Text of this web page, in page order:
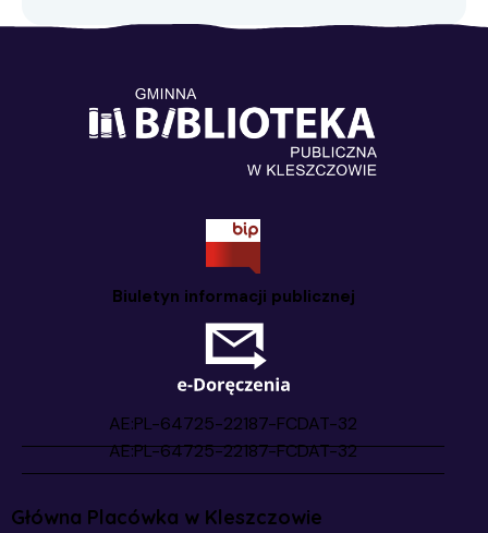
Biuletyn informacji publicznej
Główna Placówka w Kleszczowie